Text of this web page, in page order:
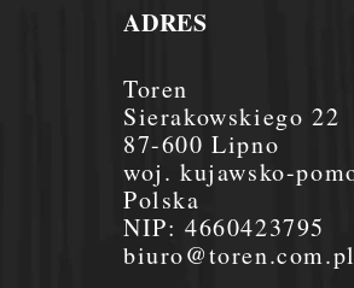
ADRES
Toren
Sierakowskiego 22
87-600 Lipno
woj. kujawsko-
Polska
NIP:4660423795
biuro@toren.com.pl